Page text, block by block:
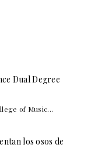
Dual Degree
of Music...
los osos de